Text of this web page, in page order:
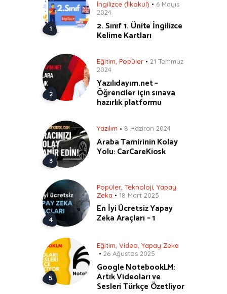
İngilizce (İlkokul)
6 Mayıs
2024
2. Sınıf 1. Ünite İngilizce
Kelime Kartları
Eğitim Popüler
21 Temmuz
2024
Yazılıdayım.net –
Öğrenciler için sınava
hazırlık platformu
Yazılım 8 Haziran 2024
Araba Tamirinin Kolay
Yolu: CarCareKiosk
Popüler Teknoloji Yapay
Zeka
18 Mart 2025
En İyi Ücretsiz Yapay
Zeka Araçları – 1
Eğitim Video Yapay Zeka
26 Ağustos 2025
Google NotebookLM:
Artık Videoları ve
Sesleri Türkçe Özetliyor